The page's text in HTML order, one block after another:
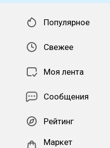
Популярное
Свежее
Моя лента
Сообщения
Рейтинг
Маркет